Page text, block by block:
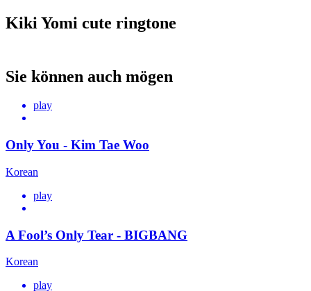
Kiki Yomi cute ringtone
Sie können auch mögen
play
Only You - Kim Tae Woo
Korean
play
A Fool’s Only Tear - BIGBANG
Korean
play